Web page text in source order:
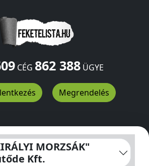
CÉG 862 388ÜGYE
Megrendelés
Sütőde Kft.Lenfonó utca 8. IX.39.
MORZSÁK"
Kft.